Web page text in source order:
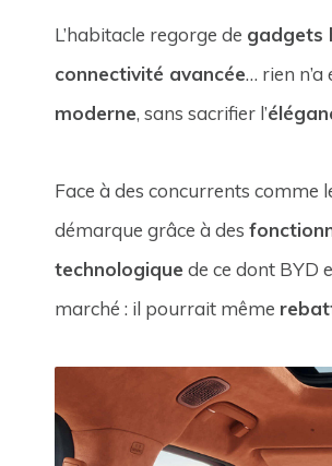
L’habitacle regorge de gadgets
connectivité avancée… rien
moderne, sans sacrifier l’
Face à des concurrents comme
démarque grâce à des
technologique de ce dont BYD
marché : il pourrait même